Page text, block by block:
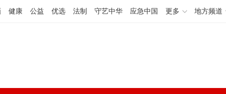
健康 公益 优选 法制 守艺中华 应急中国 更多 地方频道